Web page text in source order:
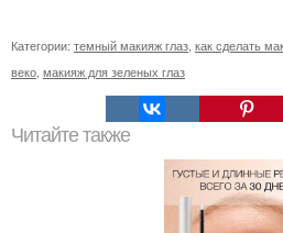
Категории: темный макияж глаз как сделать
веко макияж для зеленых глаз
Читайте также